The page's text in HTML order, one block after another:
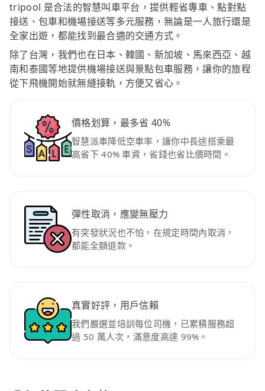
tripool 是合法的智慧叫車平台，提供輕省專車、點對點
接送、包車和機場接送等多元服務，無論是一人旅行還是
全家出遊，都能找到最合適的交通方式。
除了台灣，我們也在日本、韓國、新加坡、馬來西亞、越
南和泰國等地提供機場接送與景點包車服務，讓你的旅程
從下飛機開始就無縫接軌，方便又省心。
價格划算，最多省 40%
智慧派車降低空車率，讓你中長途搭乘最
高省下 40% 車資，省錢也省比價時間。
彈性取消，應變無壓力
有突發狀況也不怕，在規定時間內取消，
都能全額退款。
真實好評，用戶信賴
我們嚴選並培訓每位司機，已累積服務超
過 50 萬人次，滿意度高達 99%。